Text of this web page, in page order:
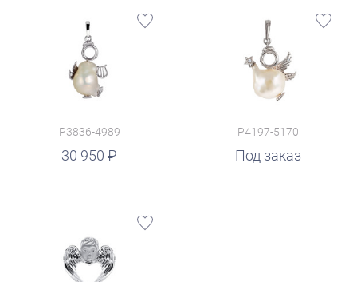
P3836-4989
30 950
P4197-5170
Под заказ